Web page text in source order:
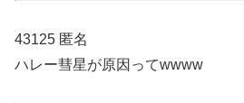
43125 匿名
ハレー彗星が原因ってwwww